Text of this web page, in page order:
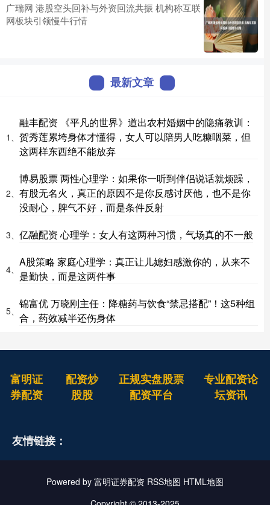
广瑞网 港股空头回补与外资回流共振 机构称互联
网板块引领慢牛行情
最新文章
1、
融丰配资 《平凡的世界》道出农村婚姻中的隐痛教训：
贺秀莲累垮身体才懂得，女人可以陪男人吃糠咽菜，但
这两样东西绝不能放弃
2、
博易股票 两性心理学：如果你一听到伴侣说话就烦躁，
有股无名火，真正的原因不是你反感讨厌他，也不是你
没耐心，脾气不好，而是条件反射
3、 亿融配资 心理学：女人有这两种习惯，气场真的不一般
4、
A股策略 家庭心理学：真正让儿媳妇感激你的，从来不
是勤快，而是这两件事
5、
锦富优 万晓刚主任：降糖药与饮食“禁忌搭配”！这5种组
合，药效减半还伤身体
富明证
券配资
配资炒
股股
正规实盘股票
配资平台
专业配资论
坛资讯
友情链接：
Powered by 富明证券配资 RSS地图 HTML地图